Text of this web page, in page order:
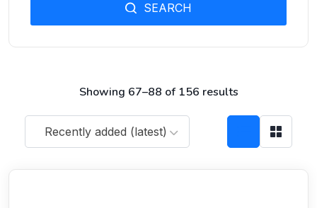
Showing 67–88 of 156 results
Recently added (latest)
SEARCH